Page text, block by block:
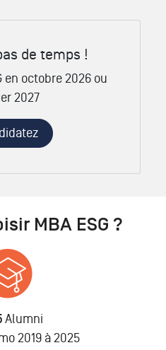
de temps !
en octobre 2026 ou
2027
MBA ESG ?
Alumni
2019 à 2025